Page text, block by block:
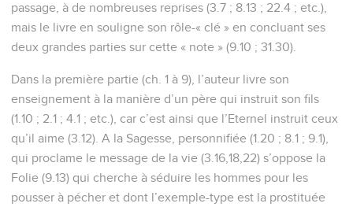
passage, à de nombreuses reprises (3.7 ; 8.13 ; 22.4 ; etc.),
mais le livre en souligne son rôle-« clé » en concluant ses
deux grandes parties sur cette « note » (9.10 ; 31.30).
Dans la première partie (ch. 1 à 9), l’auteur livre son
enseignement à la manière d’un père qui instruit son fils
(1.10 ; 2.1 ; 4.1 ; etc.), car c’est ainsi que l’Eternel instruit ceux
qu’il aime (3.12). A la Sagesse, personnifiée (1.20 ; 8.1 ; 9.1),
qui proclame le message de la vie (3.16,18,22) s’oppose la
Folie (9.13) qui cherche à séduire les hommes pour les
pousser à pécher et dont l’exemple-type est la prostituée